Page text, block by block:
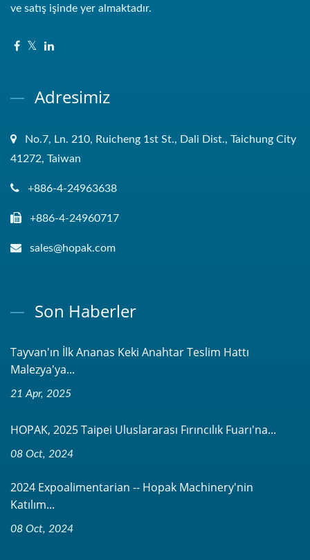
ve satış işinde yer almaktadır.
Adresimiz
No.7, Ln. 210, Ruicheng 1st St., Dali Dist., Taichung City
41272, Taiwan
+886-4-24963638
+886-4-24960717
sales@hopak.com
Son Haberler
Tayvan'ın İlk Ananas Keki Anahtar Teslim Hattı
Malezya'ya...
21 Apr, 2025
HOPAK, 2025 Taipei Uluslararası Fırıncılık Fuarı'na...
08 Oct, 2024
2024 Expoalimentarian -- Hopak Machinery'nin
Katılım...
08 Oct, 2024